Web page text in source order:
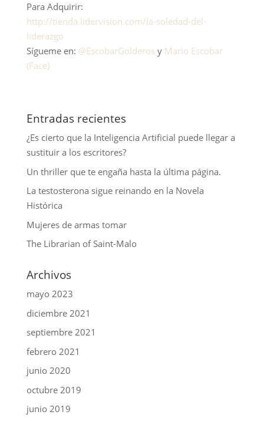
Para Adquirir:
http://tienda.lidervision.com/la-soledad-del-
liderazgo
Sígueme en: @EscobarGolderos y Mario Escobar
(Face)
Entradas recientes
¿Es cierto que la Inteligencia Artificial puede llegar a
sustituir a los escritores?
Un thriller que te engaña hasta la última página.
La testosterona sigue reinando en la Novela
Histórica
Mujeres de armas tomar
The Librarian of Saint-Malo
Archivos
mayo 2023
diciembre 2021
septiembre 2021
febrero 2021
junio 2020
octubre 2019
junio 2019